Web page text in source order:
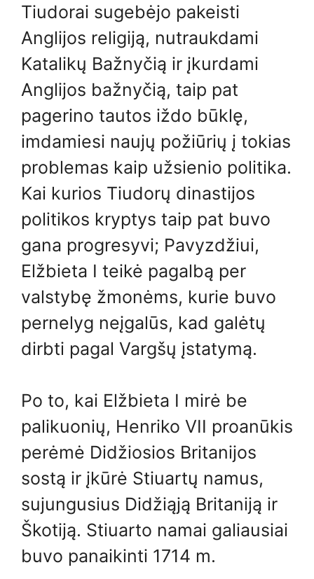
Tiudorai sugebėjo pakeisti
Anglijos religiją, nutraukdami
Katalikų Bažnyčią ir įkurdami
Anglijos bažnyčią, taip pat
pagerino tautos iždo būklę,
imdamiesi naujų požiūrių į tokias
problemas kaip užsienio politika.
Kai kurios Tiudorų dinastijos
politikos kryptys taip pat buvo
gana progresyvi; Pavyzdžiui,
Elžbieta I teikė pagalbą per
valstybę žmonėms, kurie buvo
pernelyg neįgalūs, kad galėtų
dirbti pagal Vargšų įstatymą.
Po to, kai Elžbieta I mirė be
palikuonių, Henriko VII proanūkis
perėmė Didžiosios Britanijos
sostą ir įkūrė Stiuartų namus,
sujungusius Didžiąją Britaniją ir
Škotiją. Stiuarto namai galiausiai
buvo panaikinti 1714 m.